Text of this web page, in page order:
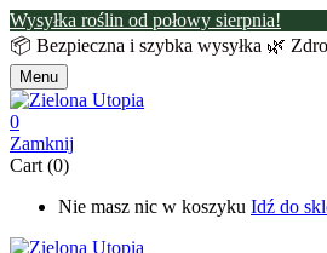
Wysyłka roślin od połowy sierpnia!
📦 Bezpieczna i szybka wysyłka 🌿
Menu
0
Zamknij
Cart (0)
Nie masz nic w koszyku Idź do